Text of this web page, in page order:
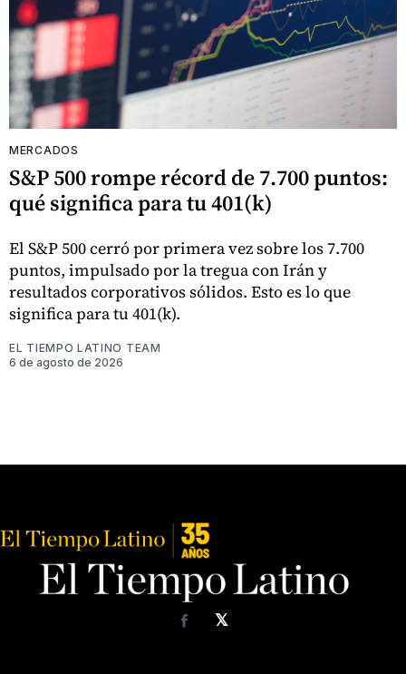
MERCADOS
S&P 500 rompe récord de 7.700 puntos:
qué significa para tu 401(k)
El S&P 500 cerró por primera vez sobre los 7.700
puntos, impulsado por la tregua con Irán y
resultados corporativos sólidos. Esto es lo que
significa para tu 401(k).
EL TIEMPO LATINO TEAM
6 de agosto de 2026
𝕏
Facebook